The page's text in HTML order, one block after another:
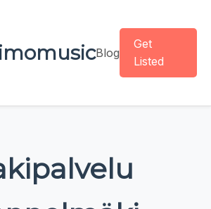
Blog
Get
Listed